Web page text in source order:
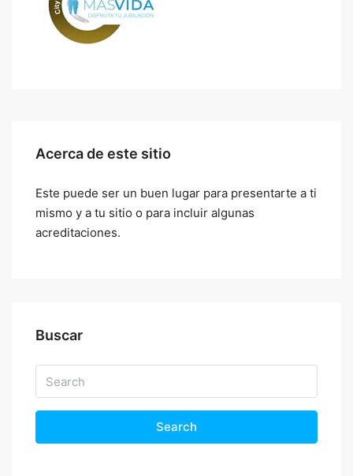
Acerca de este sitio
Este puede ser un buen lugar para presentarte a ti
mismo y a tu sitio o para incluir algunas
acreditaciones.
Buscar
Search